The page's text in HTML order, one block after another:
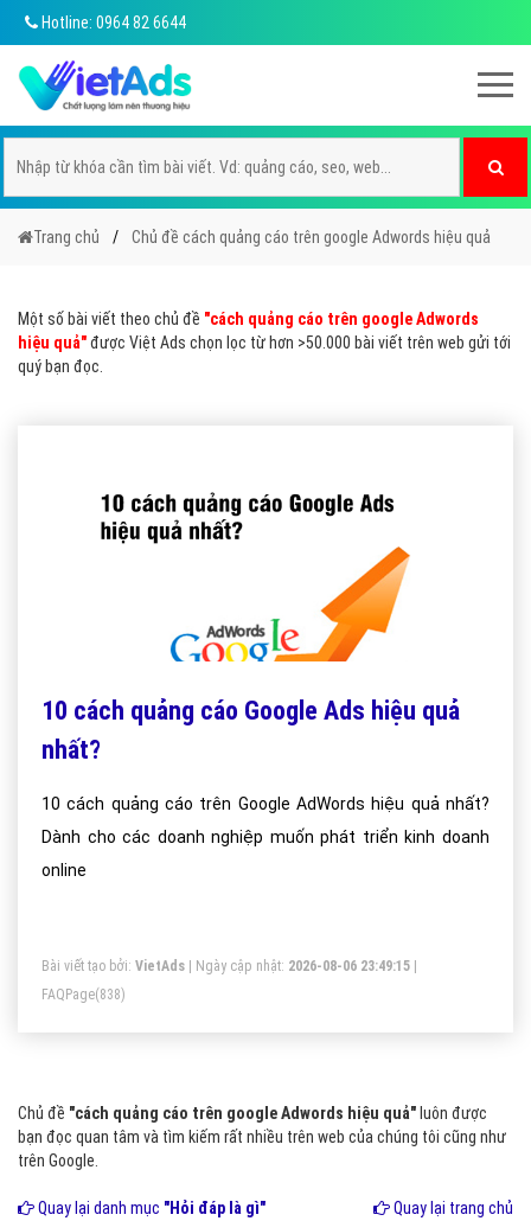
Hotline: 0964 82 6644
Trang chủ Chủ đề cách quảng cáo trên google Adwords hiệu quả
Một số bài viết theo chủ đề "cách quảng cáo trên google Adwords
hiệu quả"được Việt Ads chọn lọc từ hơn >50.000 bài viết trên web gửi tới
quý bạn đọc.
10 cách quảng cáo Google Ads hiệu quả
nhất?
10 cách quảng cáo trên Google AdWords hiệu quả nhất?
Dành cho các doanh nghiệp muốn phát triển kinh doanh
online
Bài viết tạo bởi: VietAds | Ngày cập nhật: 2026-08-06 23:49:15
FAQPage(838)
Chủ đề "cách quảng cáo trên google Adwords hiệu quả" luôn được
bạn đọc quan tâm và tìm kiếm rất nhiều trên web của chúng tôi cũng như
trên Google.
Quay lại danh mục "Hỏi đáp là gì" Quay lại trang chủ